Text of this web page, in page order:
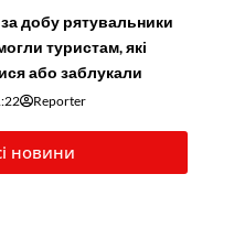
добу рятувальники
туристам, які
або заблукали
Reporter
новини